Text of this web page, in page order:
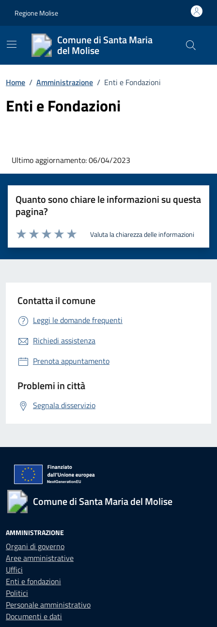
Regione Molise
Comune di Santa Maria
del Molise Cerca
Home / Amministrazione / Enti e Fondazioni
Enti e Fondazioni
Ultimo aggiornamento: 06/04/2023
Quanto sono chiare le informazioni su questa
pagina?
Valuta la chiarezza delle informazioni
Valuta 5 stelle su 5
Valuta 4 stelle su 5
Valuta 3 stelle su 5
Valuta 2 stelle su 5
Valuta 1 stelle su 5
Contatta il comune
Leggi le domande frequenti
Richiedi assistenza
Prenota appuntamento
Problemi in città
Segnala disservizio
Comune di Santa Maria del Molise
AMMINISTRAZIONE
Organi di governo
Aree amministrative
Uffici
Enti e fondazioni
Politici
Personale amministrativo
Documenti e dati